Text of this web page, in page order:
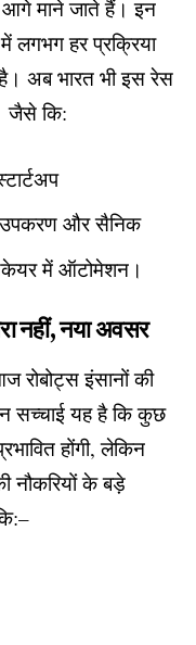
माने जाते हैं। इन
लगभग हर प्रक्रिया
अब भारत भी इस रेस
जैसे कि:
उपकरण और सैनिक
में ऑटोमेशन।
नहीं, नया अवसर
इंसानों की
सच्चाई यह है कि कुछ
होंगी, लेकिन
नौकरियों के बड़े